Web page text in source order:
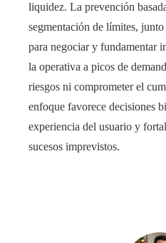
liquidez. La prevención
segmentación de límites,
para negociar y fundamentar
la operativa a picos de
riesgos ni comprometer el
enfoque favorece decisiones
experiencia del usuario y
sucesos imprevistos.